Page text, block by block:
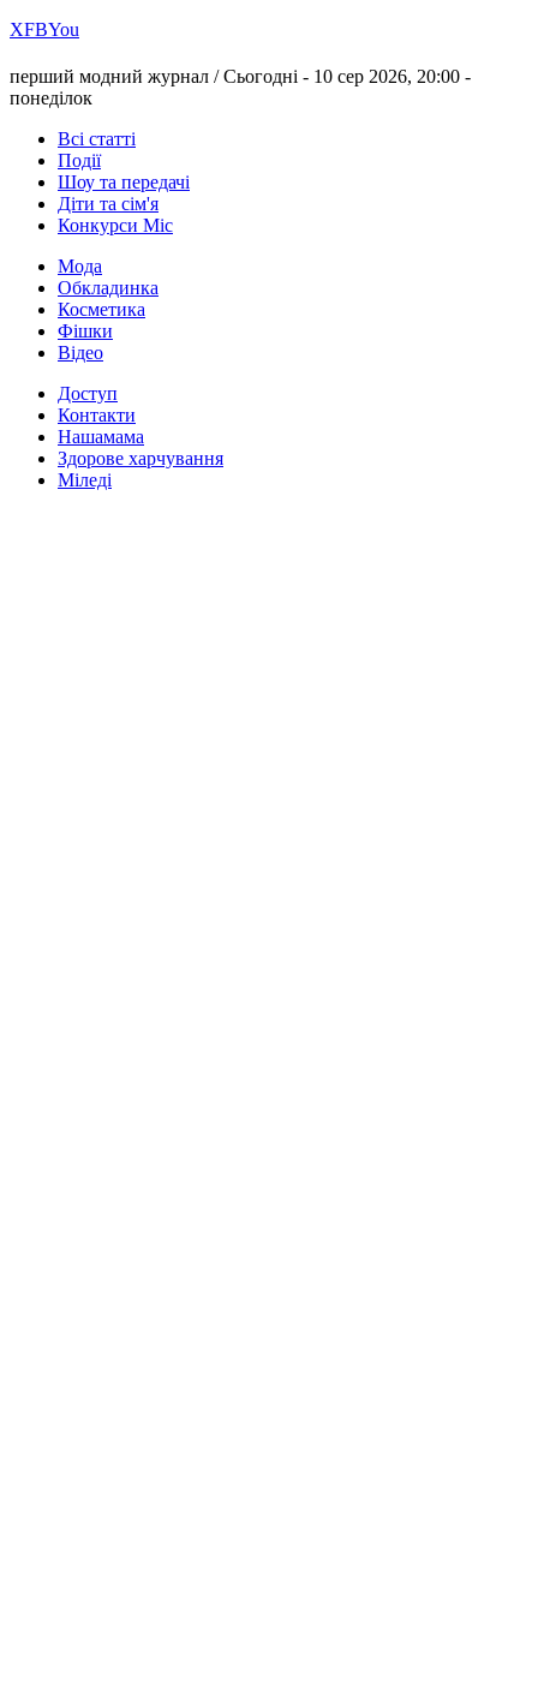
ХFBYou
перший модний журнал /Сьогодні - 10 сер 2026, 20:00 -
понеділок
Всі статті
Події
Шоу та передачі
Діти та сім'я
Конкурси Міс
Мода
Обкладинка
Косметика
Фішки
Відео
Доступ
Контакти
Нашамама
Здорове харчування
Міледі